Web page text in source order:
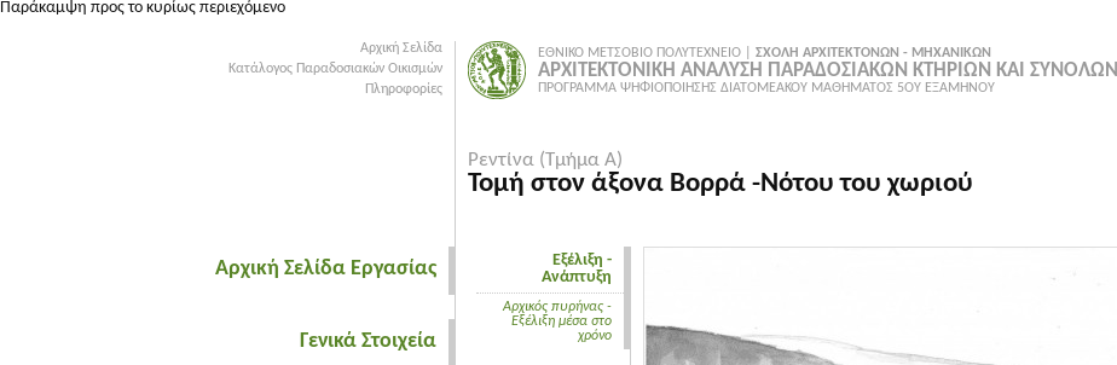
Παράκαμψη προς το κυρίως περιεχόμενο
Αρχική Σελίδα
Κατάλογος Παραδοσιακών Οικισμών
Πληροφορίες
Αρχική Σελίδα Εργασίας
Γενικά Στοιχεία
ΕΘΝΙΚΟ ΜΕΤΣΟΒΙΟ ΠΟΛΥΤΕΧΝΕΙΟ | ΣΧΟΛΗ ΑΡΧΙΤΕΚΤΟΝΩΝ - ΜΗΧΑΝΙΚΩΝ
ΑΡΧΙΤΕΚΤΟΝΙΚΗ ΑΝΑΛΥΣΗ ΠΑΡΑΔΟΣΙΑΚΩΝ ΚΤΗΡΙΩΝ ΚΑΙ ΣΥΝΟΛΩΝ
ΠΡΟΓΡΑΜΜΑ ΨΗΦΙΟΠΟΙΗΣΗΣ ΔΙΑΤΟΜΕΑΚΟΥ ΜΑΘΗΜΑΤΟΣ 5ΟΥ ΕΞΑΜΗΝΟΥ
Ρεντίνα (Τμήμα Α)
Τομή στον άξονα Βορρά -Νότου του χωριού
Εξέλιξη -
Ανάπτυξη
Αρχικός πυρήνας -
Εξέλιξη μέσα στο
χρόνο